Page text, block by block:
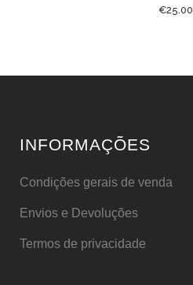
€25.00
INFORMAÇÕES
Condições gerais de venda
Envios e Devoluções
Termos de privacidade